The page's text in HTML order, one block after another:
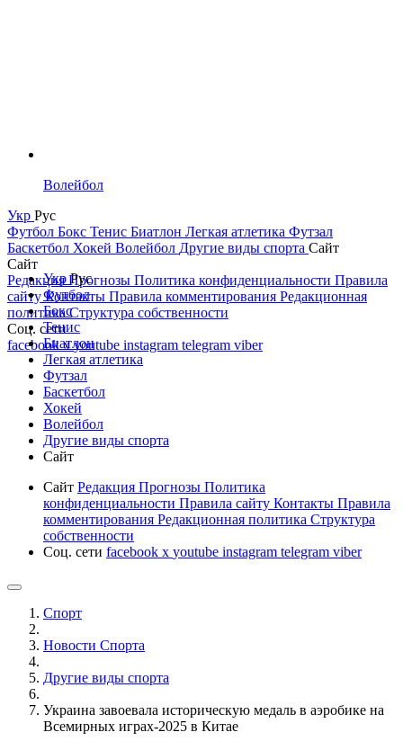
Волейбол
Укр Рус
Футбол Бокс Тенис Биатлон Легкая атлетика Футзал
Баскетбол Хокей Волейбол Другие виды спорта Сайт
Сайт
РедакцияПрогнозы Политика конфиденциальности Правила
сайтуКонтакты Правила комментирования Редакционная
политикаСтруктура собственности
Соц. сети
facebookxyoutube instagram telegram viber
УкрРус
Футбол
Бокс
Тенис
Биатлон
Легкая атлетика
Футзал
Баскетбол
Хокей
Волейбол
Другие виды спорта
Сайт
Сайт Редакция Прогнозы Политика
конфиденциальности Правила сайту Контакты Правила
комментирования Редакционная политика Структура
собственности
Соц. сети facebook x youtube instagram telegram viber
Спорт
Новости Cпорта
Другие виды спорта
Украина завоевала историческую медаль в аэробике на
Всемирных играх-2025 в Китае